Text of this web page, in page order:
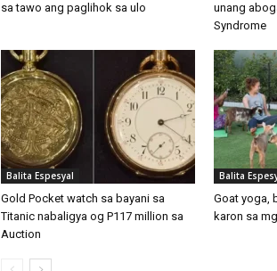
sa tawo ang paglihok sa ulo
unang
Syndrome
Balita Espesyal
Gold Pocket watch sa bayani sa
Titanic nabaligya og P117 million sa
Auction
Balita
Goat yoga,
karon sa